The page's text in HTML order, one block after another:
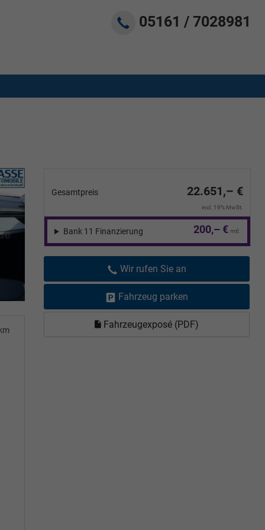
05161 / 7028981
Gesamtpreis 22.651,– €
incl. 19% MwSt.
200,– € mtl.
Bank 11 Finanzierung
Wir rufen Sie an
Fahrzeug parken
Fahrzeugexposé (PDF)